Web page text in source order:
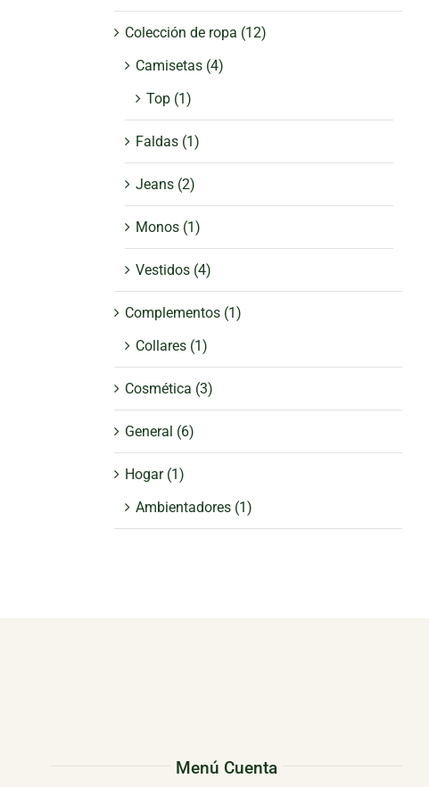
Colección de ropa (12)
Camisetas (4)
Top (1)
Faldas (1)
Jeans (2)
Monos (1)
Vestidos (4)
Complementos (1)
Collares (1)
Cosmética (3)
General (6)
Hogar (1)
Ambientadores (1)
Menú Cuenta